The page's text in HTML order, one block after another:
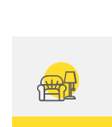
Дизайнерские